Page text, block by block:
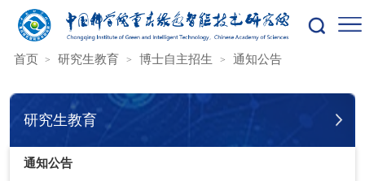
您的位置：
首页 研究生教育 博士自主招生 通知公告
研究生教育
通知公告